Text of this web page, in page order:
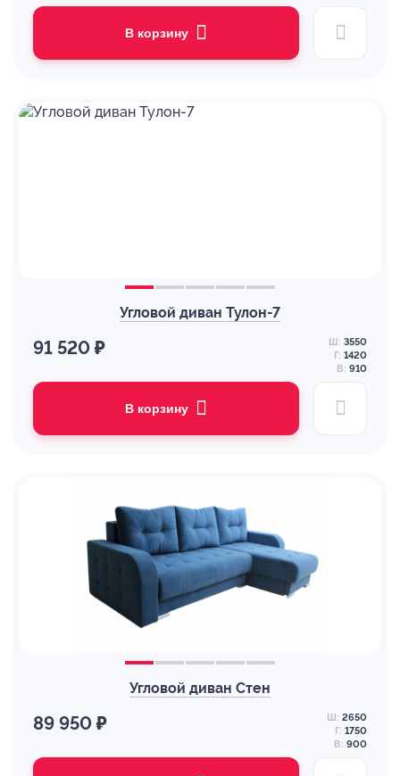
В корзину
Угловой диван Тулон-7
91 520 ₽ Ш: 3550
Г: 1420
В: 910
В корзину
Угловой диван Стен
89 950 ₽ Ш: 2650
Г: 1750
В: 900